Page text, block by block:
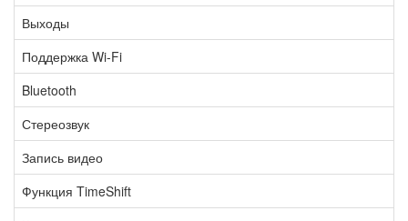
Выходы
Поддержка Wi-Fi
Bluetooth
Стереозвук
Запись видео
Функция TimeShift